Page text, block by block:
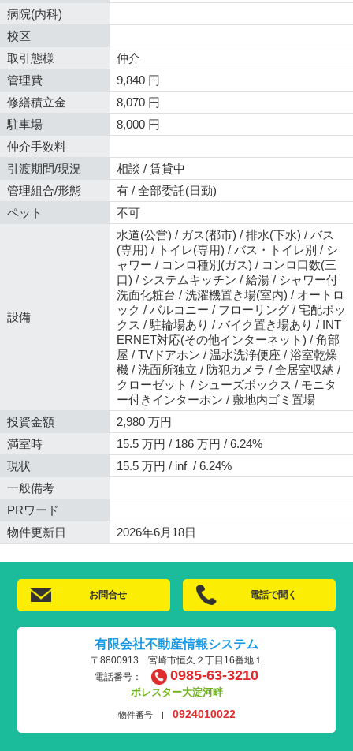
病院(内科)
校区
取引態様
仲介
管理費
9,840 円
修繕積立金
8,070 円
駐車場
8,000 円
仲介手数料
引渡期間/現況
相談 / 賃貸中
管理組合/形態
有 / 全部委託(日勤)
ペット
不可
設備
水道(公営) / ガス(都市) / 排水(下水) / バス
(専用) / トイレ(専用) / バス・トイレ別 / シ
ャワー / コンロ種別(ガス) / コンロ口数(三
口) / システムキッチン / 給湯 / シャワー付
洗面化粧台 / 洗濯機置き場(室内) / オートロ
ック / バルコニー / フローリング / 宅配ボッ
クス / 駐輪場あり / バイク置き場あり / INT
ERNET対応(その他インターネット) / 角部
屋 / TVドアホン / 温水洗浄便座 / 浴室乾燥
機 / 洗面所独立 / 防犯カメラ / 全居室収納 /
クローゼット / シューズボックス / モニタ
ー付きインターホン / 敷地内ゴミ置場
投資金額
2,980 万円
満室時
15.5 万円 / 186 万円 / 6.24%
現状
15.5 万円 / inf / 6.24%
一般備考
PRワード
物件更新日
2026年6月18日
お問合せ 電話で聞く
有限会社不動産情報システム
〒8800913 宮崎市恒久２丁目16番地１
電話番号：
0985-63-3210
ポレスター大淀河畔
物件番号 | 0924010022